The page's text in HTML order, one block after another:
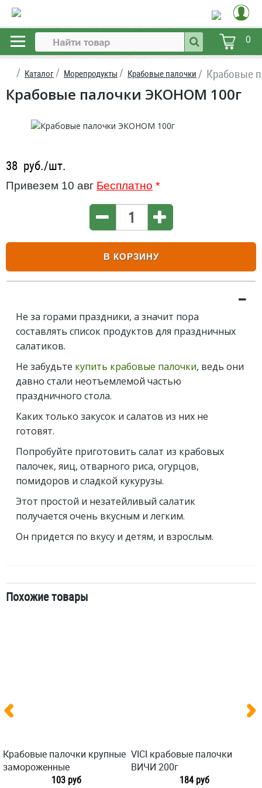
0
Каталог Морепродукты Крабовые палочки Крабовые
Крабовые палочки ЭКОНОМ 100г
38 руб./шт.
Привезем 10 авг Бесплатно *
В КОРЗИНУ
Не за горами праздники, а значит пора
составлять список продуктов для праздничных
салатиков.
Не забудьте купить крабовые палочки, ведь они
давно стали неотъемлемой частью
праздничного стола.
Каких только закусок и салатов из них не
готовят.
Попробуйте приготовить салат из крабовых
палочек, яиц, отварного риса, огурцов,
помидоров и сладкой кукурузы.
Этот простой и незатейливый салатик
получается очень вкусным и легким.
Он придется по вкусу и детям, и взрослым.
Похожие товары
Крабовые палочки крупные
замороженные
103 руб
VICI крабовые палочки
ВИЧИ 200г
184 руб